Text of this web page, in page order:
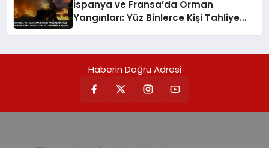
İspanya ve Fransa’da Orman
Yangınları: Yüz Binlerce Kişi Tahliye
Haberin Doğru Adresi